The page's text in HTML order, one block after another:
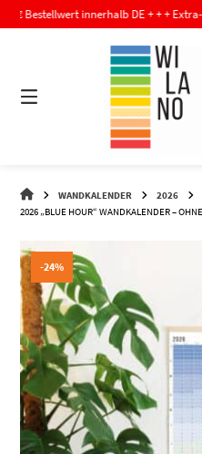
Springe
zum
innerhalb DE + + + Extra-Geschenk
WI-
LA-
DER
SHOP
WANDKALENDER
2026
2026 „BLUE HOUR“ WANDKALENDER –
-24%